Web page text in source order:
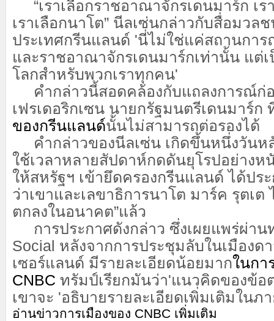
“เราเลือกราชอาณาจักรเดนมาร์ก เร
เราเลือกนาโต” นีลเซ่นกล่าวกับสื่อมวล
ประเทศกรีนแลนด์ 'นี่ไม่ใช่แค่สถานกา
และราชอาณาจักรเดนมาร์กเท่านั้น แต่เ
โลกสำหรับพวกเราทุกคน'
คำกล่าวนี้สอดคล้องกับแถลงการณ์ก่
เฟรเดอริกเซน นายกรัฐมนตรีเดนมาร์ก
ของกรีนแลนด์นั้นไม่สามารถต่อรองได้
คำกล่าวของนีลเซ่น เกิดขึ้นหนึ่งวันห
ใช้เวลาหลายสัปดาห์กดดันยุโรปอย่างห
ให้สหรัฐฯ เข้ายึดครองกรีนแลนด์ ได้ปร
ว่าเขาและเลขาธิการนาโต มาร์ค รุตเต
ตกลงในอนาคต”แล้ว
การประกาศดังกล่าว ซึ่งเผยแพร่ผ่าน
Social หลังจากการประชุมลับในเมืองด
เซอร์แลนด์ มีรายละเอียดน้อยมากในก
CNBC ทรัมป์เรียกมันว่า'แนวคิดของข้อ
เขาจะ 'อธิบายรายละเอียดเพิ่มเติมในภ
อ่านข่าวการเมืองของ CNBC เพิ่มเติม